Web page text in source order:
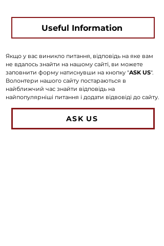
Useful Information
Якщо у вас виникло питання, відповідь на яке вам
не вдалось знайти на нашому сайті, ви можете
заповнити форму натиснувши на кнопку "ASK US".
Волонтери нашого сайту постараються в
найближчий час знайти відповідь на
найпопулярніші питання і додати відвовіді до сайту.
ASK US